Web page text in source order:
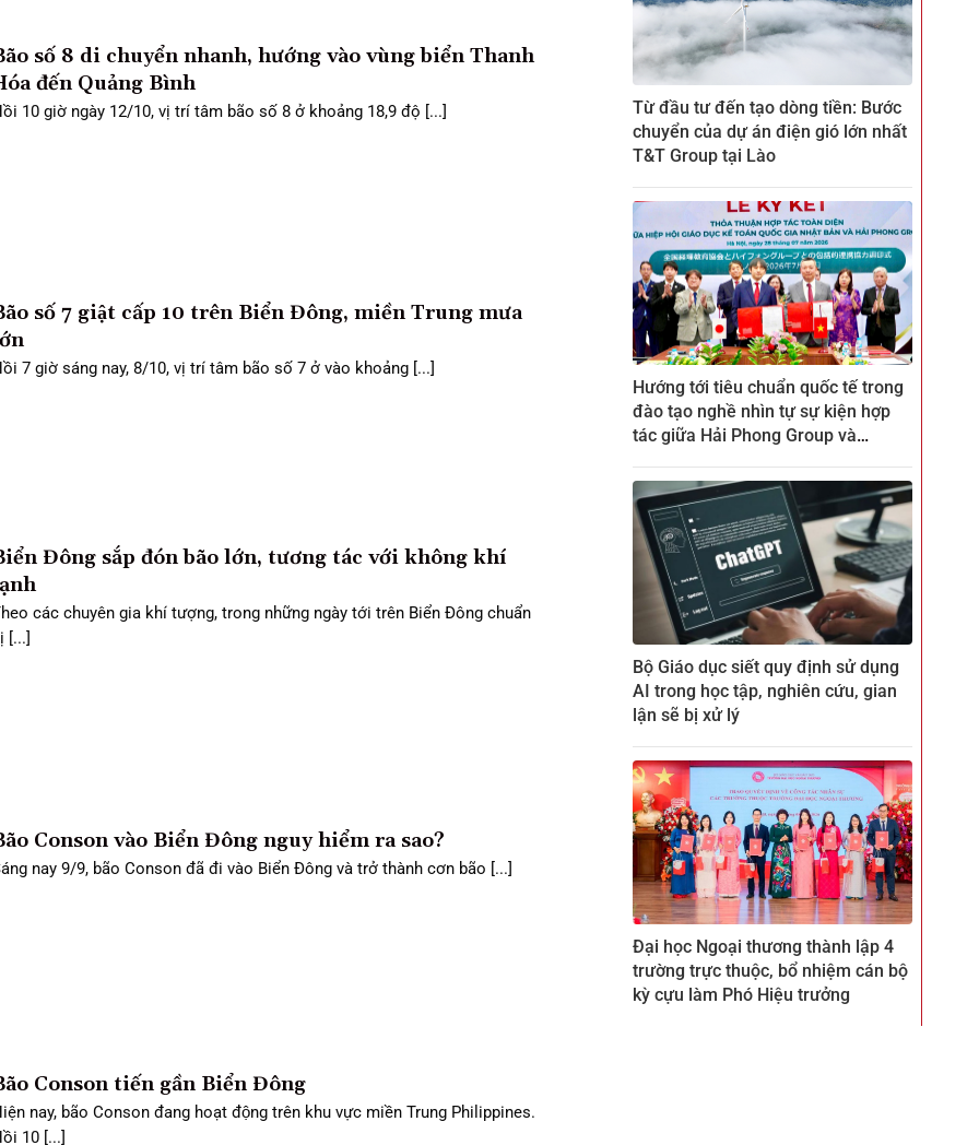
số 8 di chuyển nhanh, hướng vào vùng biển Thanh
đến Quảng Bình
10 giờ ngày 12/10, vị trí tâm bão số 8 ở khoảng 18,9 độ [...]
số 7 giật cấp 10 trên Biển Đông, miền Trung mưa
7 giờ sáng nay, 8/10, vị trí tâm bão số 7 ở vào khoảng [...]
Đông sắp đón bão lớn, tương tác với không khí
các chuyên gia khí tượng, trong những ngày tới trên Biển Đông chuẩn
[...]
Conson vào Biển Đông nguy hiểm ra sao?
nay 9/9, bão Conson đã đi vào Biển Đông và trở thành cơn bão [...]
Conson tiến gần Biển Đông
nay, bão Conson đang hoạt động trên khu vực miền Trung Philippines.
10 [...]
Từ đầu tư đến tạo dòng tiền: Bước
chuyển của dự án điện gió lớn nhất
T&T Group tại Lào
Hướng tới tiêu chuẩn quốc tế trong
đào tạo nghề nhìn tự sự kiện hợp
tác giữa Hải Phong Group và
Bộ Giáo dục siết quy định sử dụng
AI trong học tập, nghiên cứu, gian
lận sẽ bị xử lý
Đại học Ngoại thương thành lập 4
trường trực thuộc, bổ nhiệm cán bộ
kỳ cựu làm Phó Hiệu trưởng